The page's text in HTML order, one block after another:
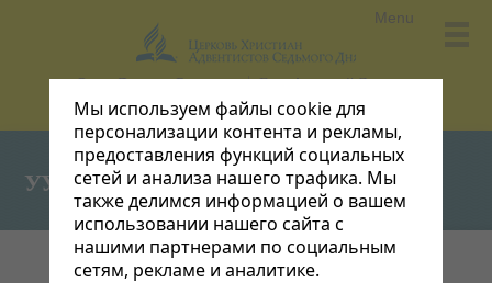
Отдел Детского Служения Евро-Азиатский Дивизион
Menu
УУК
Мы используем файлы cookie для
персонализации контента и рекламы,
предоставления функций социальных
сетей и анализа нашего трафика. Мы
также делимся информацией о вашем
использовании нашего сайта с
нашими партнерами по социальным
сетям, рекламе и аналитике.